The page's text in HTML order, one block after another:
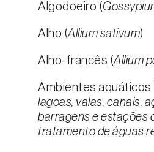
Algodoeiro (
Alho (Allium sativum)
Alho-francês (Allium
Ambientes aquáticos
lagoas, valas, canais,
barragens e estações
tratamento de águas